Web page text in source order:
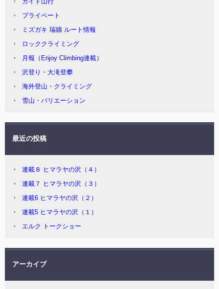
プライベート
ミズガキ 瑞牆 ルート情報
ロッククライミング
月報（Enjoy Climbing連載）
沢登り・大滝登攀
海外登山・クライミング
雪山・バリエーション
最近の投稿
連載８ ヒマラヤの沢（４）
連載７ ヒマラヤの沢（３）
連載6 ヒマラヤの沢（２）
連載5 ヒマラヤの沢（１）
エルク トークショー
アーカイブ